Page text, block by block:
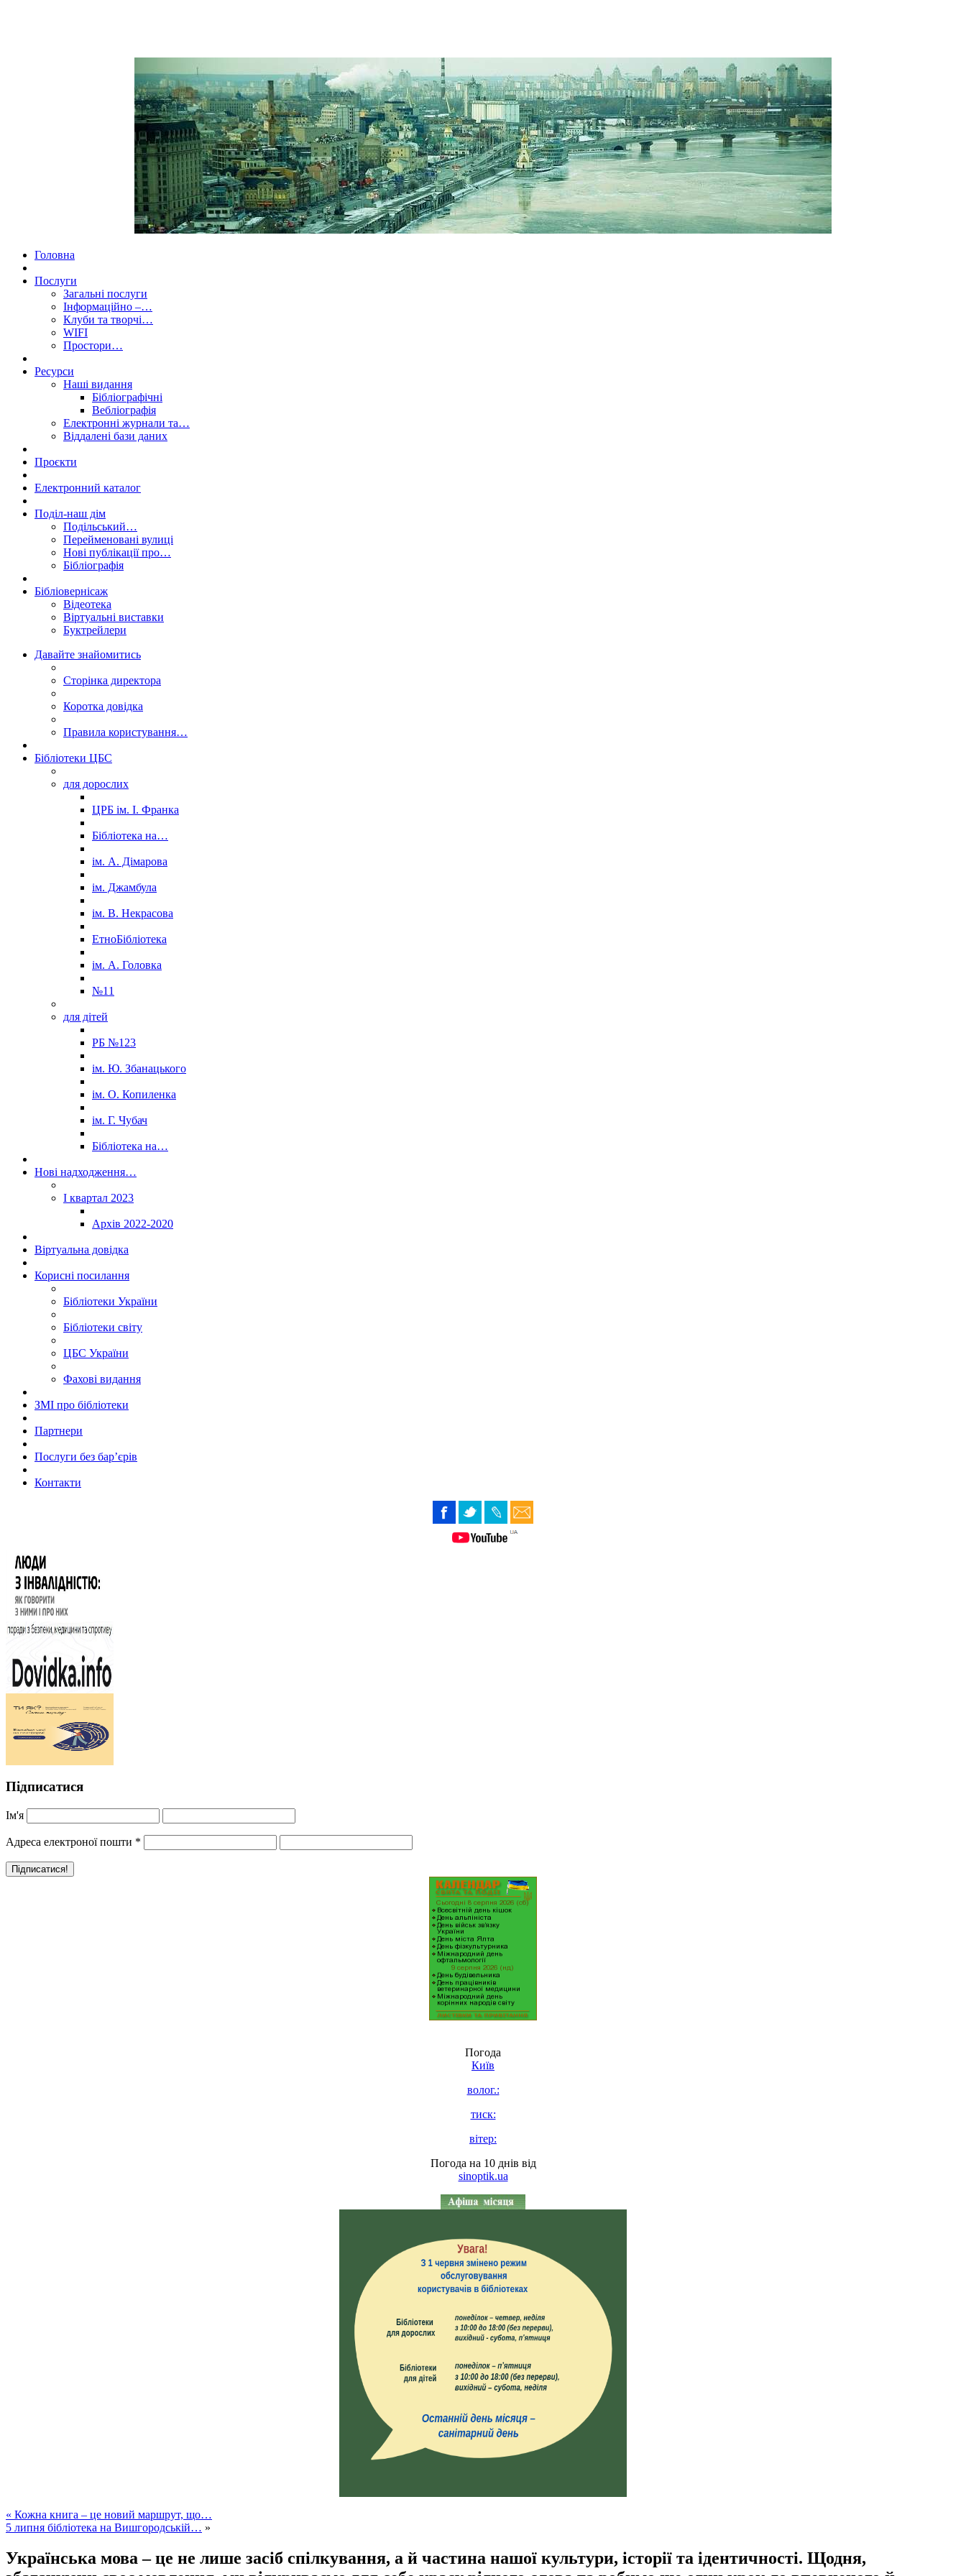
Головна
Послуги
Загальні послуги
Інформаційно –…
Клуби та творчі…
WIFI
Простори…
Ресурси
Наші видання
Бібліографічні
Вебліографія
Електронні журнали та…
Віддалені бази даних
Проєкти
Електронний каталог
Поділ-наш дім
Подільський…
Перейменовані вулиці
Нові публікації про…
Бібліографія
Бібліовернісаж
Відеотека
Віртуальні виставки
Буктрейлери
Давайте знайомитись
Сторінка директора
Коротка довідка
Правила користування…
Бібліотеки ЦБС
для дорослих
ЦРБ ім. І. Франка
Бібліотека на…
ім. А. Дімарова
ім. Джамбула
ім. В. Некрасова
ЕтноБібліотека
ім. А. Головка
№11
для дітей
РБ №123
ім. Ю. Збанацького
ім. О. Копиленка
ім. Г. Чубач
Бібліотека на…
Нові надходження…
I квартал 2023
Архів 2022-2020
Віртуальна довідка
Корисні посилання
Бібліотеки України
Бібліотеки світу
ЦБС України
Фахові видання
ЗМІ про бібліотеки
Партнери
Послуги без бар’єрів
Контакти
Підписатися
Ім'я
Адреса електроної пошти *
Погода
Київ
волог.:
тиск:
вітер:
Погода на 10 днів від
sinoptik.ua
« Кожна книга – це новий маршрут, що…
5 липня бібліотека на Вишгородській… »
Українська мова – це не лише засіб спілкування, а й частина нашої культури, історії та ідентичності. Щодня,